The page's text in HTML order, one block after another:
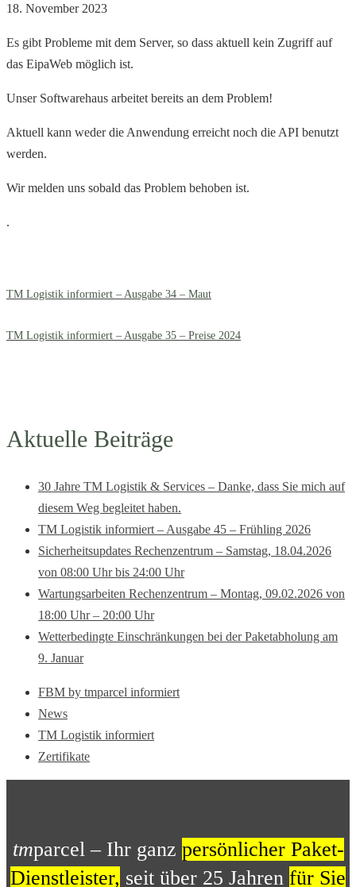
18. November 2023
Es gibt Probleme mit dem Server, so dass aktuell kein Zugriff auf
das EipaWeb möglich ist.
Unser Softwarehaus arbeitet bereits an dem Problem!
Aktuell kann weder die Anwendung erreicht noch die API benutzt
werden.
Wir melden uns sobald das Problem behoben ist.
.
TM Logistik informiert – Ausgabe 34 – Maut
TM Logistik informiert – Ausgabe 35 – Preise 2024
Aktuelle Beiträge
30 Jahre TM Logistik & Services – Danke, dass Sie mich auf
diesem Weg begleitet haben.
TM Logistik informiert – Ausgabe 45 – Frühling 2026
Sicherheitsupdates Rechenzentrum – Samstag, 18.04.2026
von 08:00 Uhr bis 24:00 Uhr
Wartungsarbeiten Rechenzentrum – Montag, 09.02.2026 von
18:00 Uhr – 20:00 Uhr
Wetterbedingte Einschränkungen bei der Paketabholung am
9. Januar
FBM by tmparcel informiert
News
TM Logistik informiert
Zertifikate
tmparcel – Ihr ganz persönlicher Paket-
Dienstleister, seit über 25 Jahren für Sie